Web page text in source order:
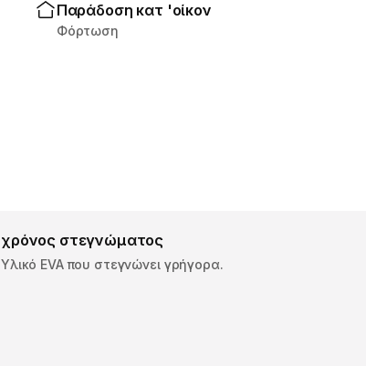
Παράδοση κατ 'οίκον
Φόρτωση
χρόνος στεγνώματος
Υλικό EVA που στεγνώνει γρήγορα.